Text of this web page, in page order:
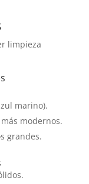
limpieza
marino).
modernos.
grandes.